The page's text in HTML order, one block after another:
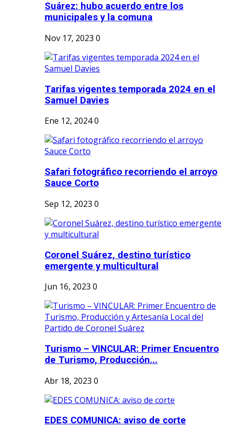
Suárez: hubo acuerdo entre los
municipales y la comuna
Nov 17, 2023 0
Tarifas vigentes temporada 2024 en el
Samuel Davies
Ene 12, 20240
Safari fotográfico recorriendo el arroyo
Sauce Corto
Sep 12, 2023 0
Coronel Suárez, destino turístico
emergente y multicultural
Jun 16, 2023 0
Turismo – VINCULAR: Primer Encuentro
de Turismo, Producción...
Abr 18, 2023 0
EDES COMUNICA: aviso de corte